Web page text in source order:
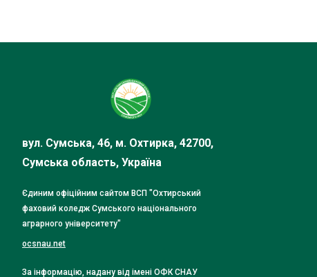
вул. Сумська, 46, м. Охтирка, 42700,
Сумська область, Україна
Єдиним офіційним сайтом ВСП "Охтирський
фаховий коледж Сумського національного
аграрного університету"
ocsnau.net
За інформацію, надану від імені ОФК СНАУ